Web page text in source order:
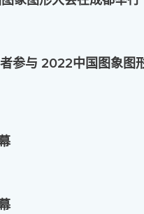
参与 2022中国图象图